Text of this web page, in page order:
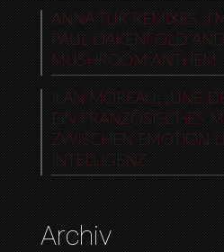
ANNA TUR REMIXES
PAUL OAKENFOLD
MUSHROOM ANTHEM
ILAN MOREAU: „UNE
EIN FRANZÖSISCHES
ZWISCHEN EMOTION
INTELLIGENZ
Archiv